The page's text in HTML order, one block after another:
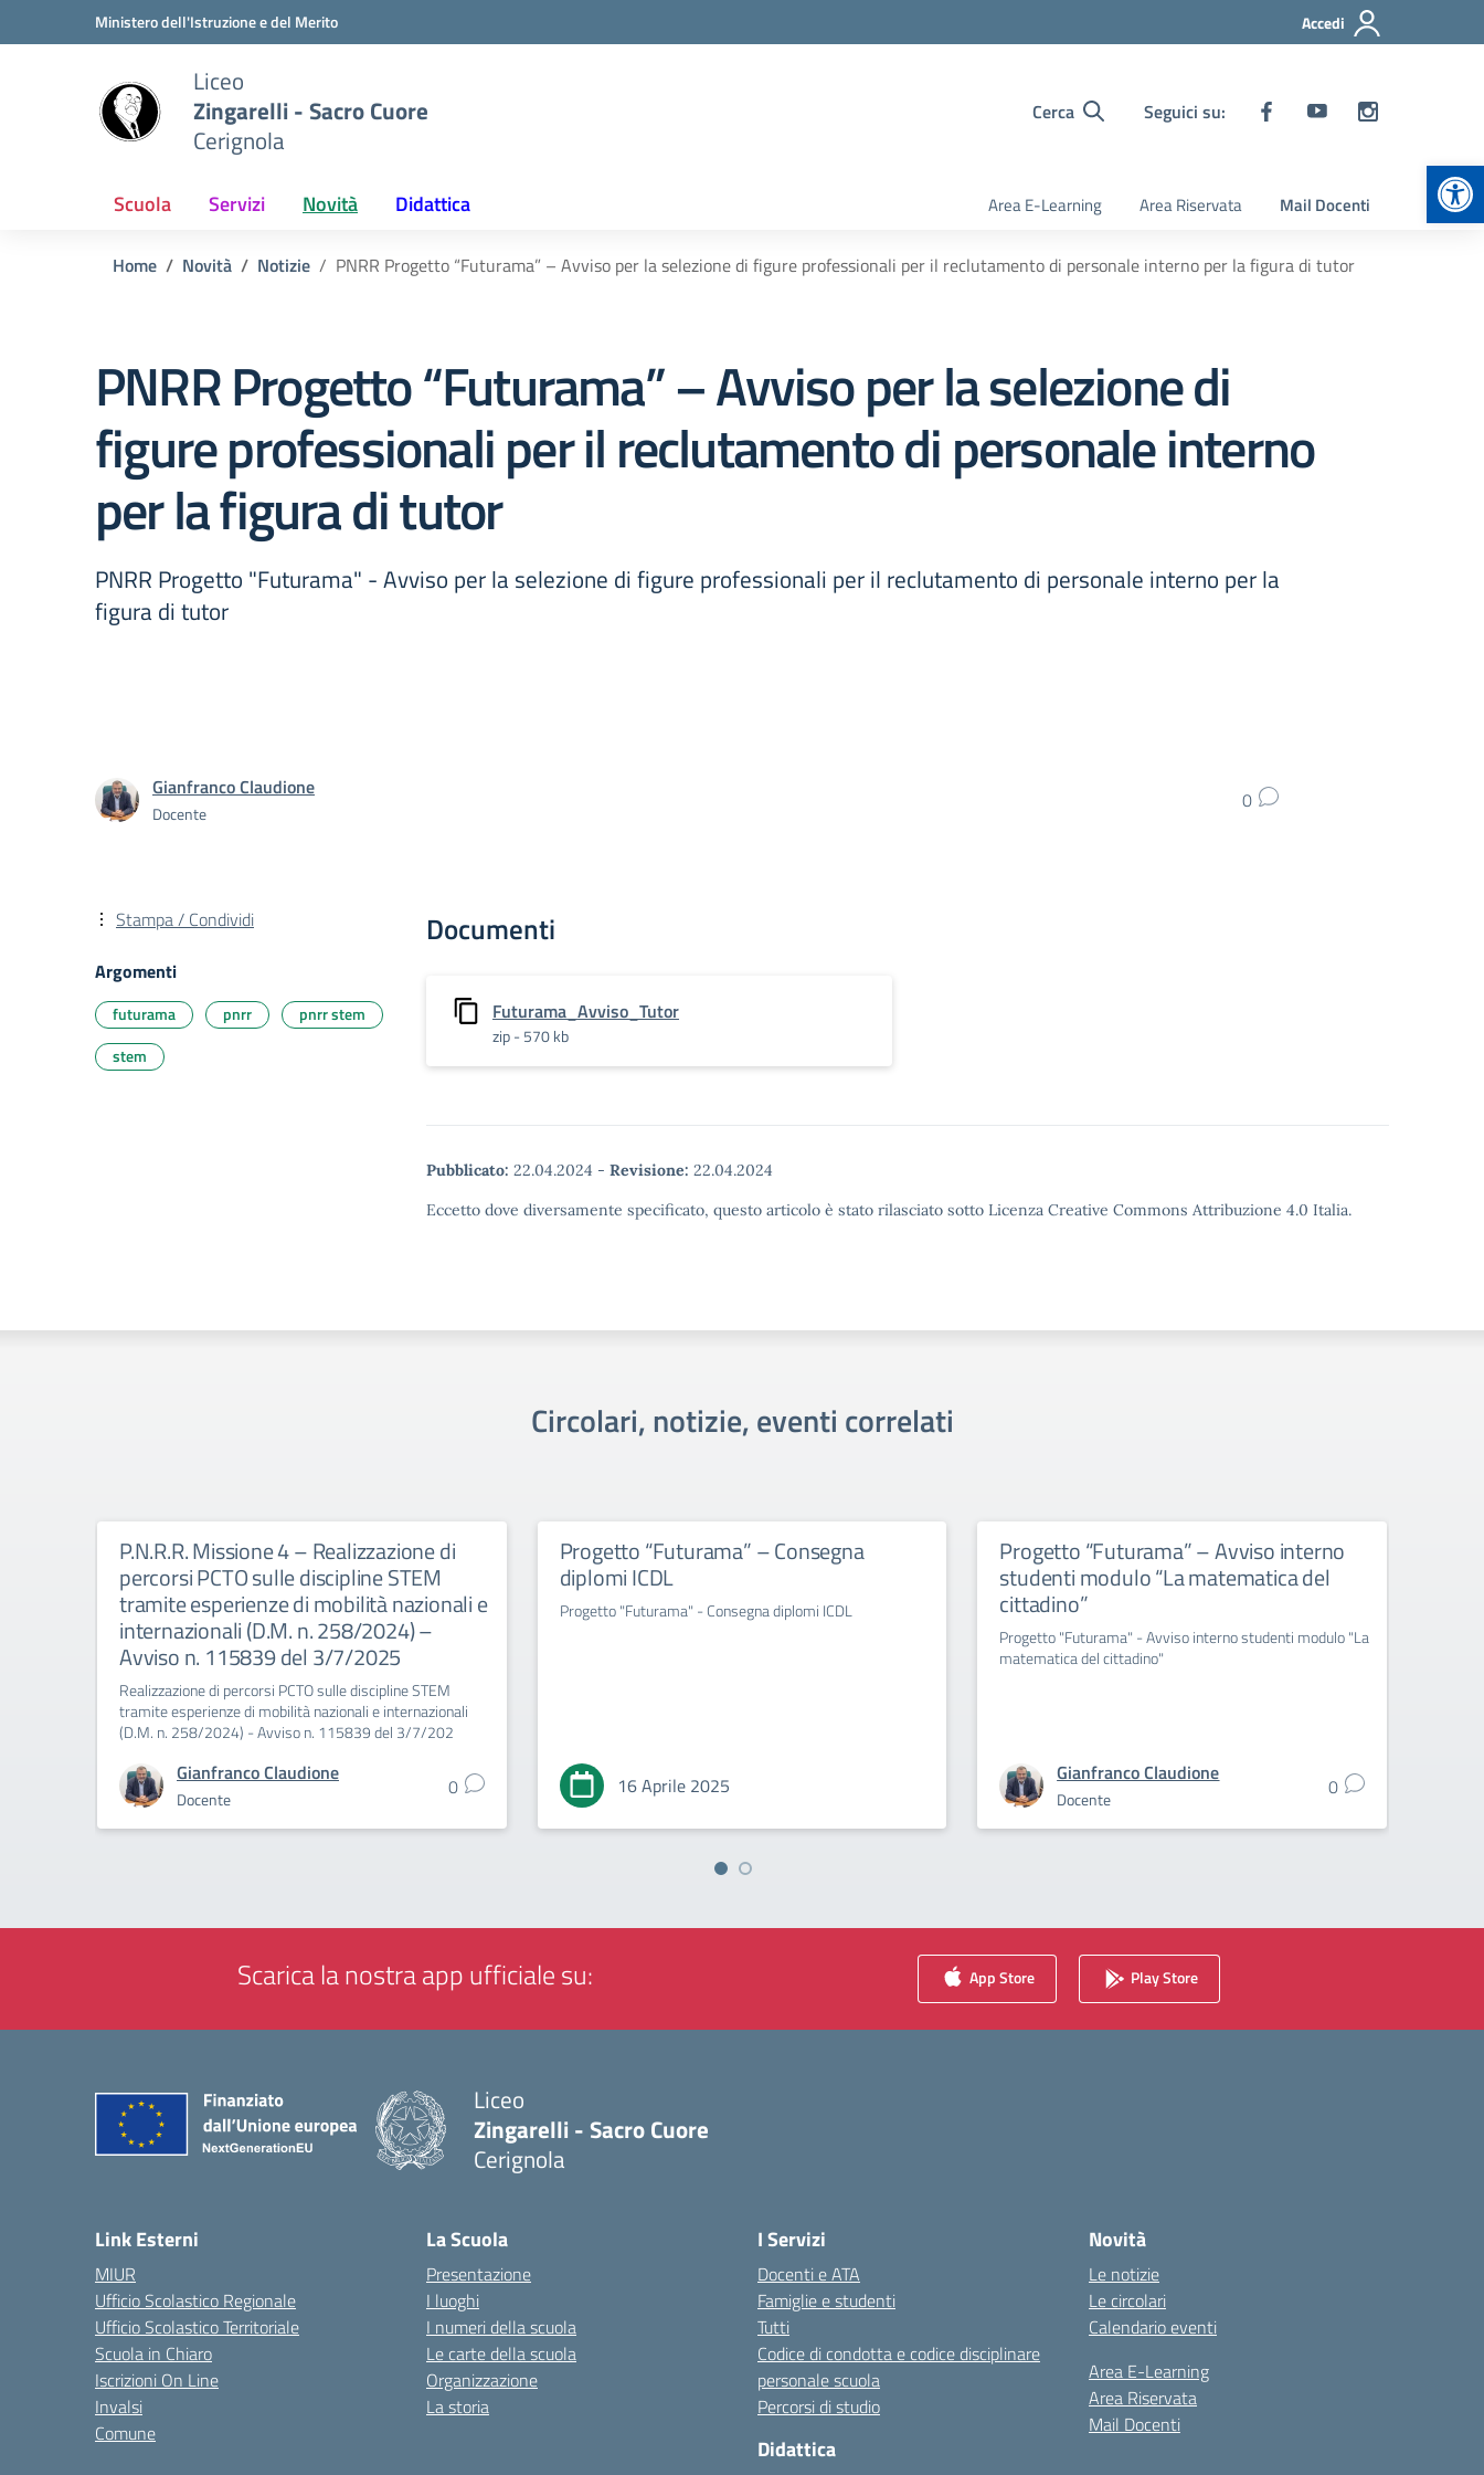
Vai ai contenuti
Vai al menu di navigazioneMinistero dell'Istruzione e del Merito Accedi
Liceo
Zingarelli - Sacro Cuore
Cerignola
Cerca Seguici su:
Scuola Servizi Novità Didattica Area E-Learning Area Riservata Mail Docenti
Home Novità Notizie PNRR Progetto “Futurama” – Avviso per la selezione di figure professionali per il reclutamento di personale interno per la figura di tutor
PNRR Progetto “Futurama” – Avviso per la selezione di
figure professionali per il reclutamento di personale interno
per la figura di tutor
PNRR Progetto "Futurama" - Avviso per la selezione di figure professionali per il reclutamento di personale interno per la
figura di tutor
Gianfranco Claudione
Docente 0
Documenti
Futurama_Avviso_Tutor
zip - 570 kb
Pubblicato: 22.04.2024 - Revisione: 22.04.2024
Eccetto dove diversamente specificato, questo articolo è stato rilasciato sotto Licenza Creative Commons Attribuzione 4.0 Italia.
Stampa / Condividi
Argomenti
futurama pnrr
pnrr stem
stem
Circolari, notizie, eventi correlati
P.N.R.R. Missione 4 – Realizzazione di
percorsi PCTO sulle discipline STEM
tramite esperienze di mobilità nazionali e
internazionali (D.M. n. 258/2024) –
Avviso n. 115839 del 3/7/2025
Realizzazione di percorsi PCTO sulle discipline STEM
tramite esperienze di mobilità nazionali e internazionali
(D.M. n. 258/2024) - Avviso n. 115839 del 3/7/202
Gianfranco Claudione
Docente 0
Progetto “Futurama” – Consegna
diplomi ICDL
Progetto "Futurama" - Consegna diplomi ICDL
16 Aprile 2025
Progetto “Futurama” – Avviso interno
studenti modulo “La matematica del
cittadino”
Progetto "Futurama" - Avviso interno studenti modulo "La
matematica del cittadino"
Gianfranco Claudione
Docente 0
Scarica la nostra app ufficiale su: App Store Play Store
Liceo
Zingarelli - Sacro Cuore
Cerignola
Link Esterni
MIUR
Ufficio Scolastico Regionale
Ufficio Scolastico Territoriale
Scuola in Chiaro
Iscrizioni On Line
Invalsi
Comune
La Scuola
Presentazione
I luoghi
I numeri della scuola
Le carte della scuola
Organizzazione
La storia
I Servizi
Docenti e ATA
Famiglie e studenti
Tutti
Codice di condotta e codice disciplinare
personale scuola
Percorsi di studio
Didattica
Novità
Le notizie
Le circolari
Calendario eventi
Area E-Learning
Area Riservata
Mail Docenti